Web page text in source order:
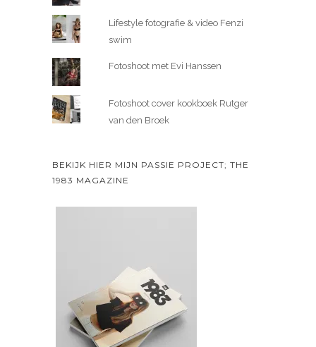
Lifestyle fotografie & video Fenzi
swim
Fotoshoot met Evi Hanssen
Fotoshoot cover kookboek Rutger
van den Broek
BEKIJK HIER MIJN PASSIE PROJECT; THE
1983 MAGAZINE